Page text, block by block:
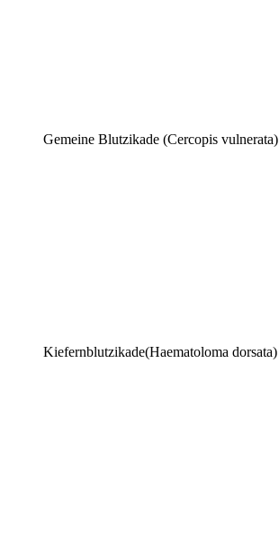
Gemeine Blutzikade (Cercopis vulnerata)
Kiefernblutzikade(Haematoloma dorsata)